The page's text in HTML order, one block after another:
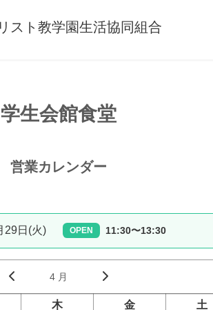
スト教学園生活協同組合
学生会館食堂
営業カレンダー
29日(火) OPEN 11:30〜13:30
4 月
木 金 土